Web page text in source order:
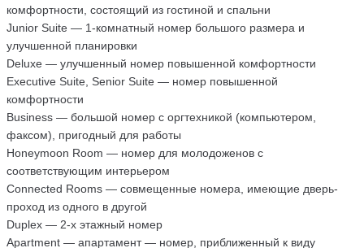
комфортности, состоящий из гостиной и спальни
Junior Suite — 1-комнатный номер большого размера и
улучшенной планировки
Deluxe — улучшенный номер повышенной комфортности
Executive Suite, Senior Suite — номер повышенной
комфортности
Business — большой номер с оргтехникой (компьютером,
факсом), пригодный для работы
Honeymoon Room — номер для молодоженов с
соответствующим интерьером
Connected Rooms — совмещенные номера, имеющие дверь-
проход из одного в другой
Duplex — 2-х этажный номер
Apartment — апартамент — номер, приближенный к виду